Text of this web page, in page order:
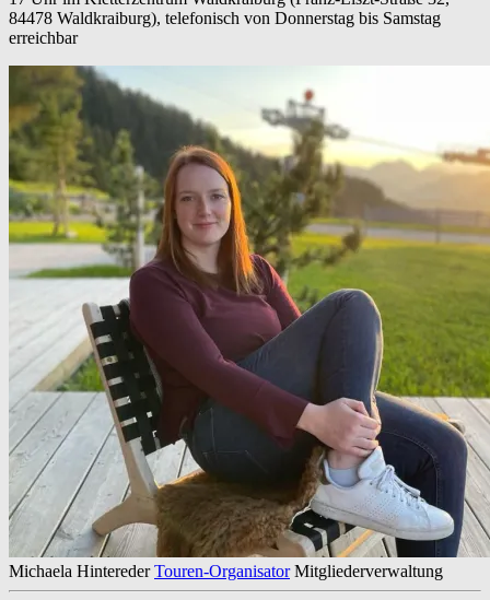
84478 Waldkraiburg), telefonisch von Donnerstag bis Samstag
erreichbar
Michaela Hintereder Touren-Organisator Mitgliederverwaltung